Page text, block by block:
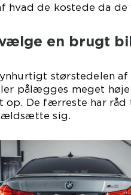
hvad de kostede da de
en brugt
størstedelen
pålægges meget
op. De færreste har
sig.